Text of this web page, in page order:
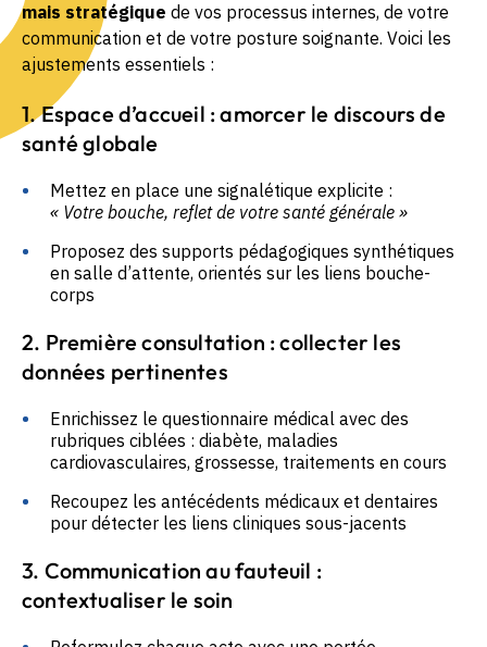
mais stratégique de vos processus internes, de votre
communication et de votre posture soignante. Voici les
ajustements essentiels :
1. Espace d’accueil : amorcer le discours de
santé globale
Mettez en place une signalétique explicite :
« Votre bouche, reflet de votre santé générale »
Proposez des supports pédagogiques synthétiques
en salle d’attente, orientés sur les liens bouche-
corps
2. Première consultation : collecter les
données pertinentes
Enrichissez le questionnaire médical avec des
rubriques ciblées : diabète, maladies
cardiovasculaires, grossesse, traitements en cours
Recoupez les antécédents médicaux et dentaires
pour détecter les liens cliniques sous-jacents
3. Communication au fauteuil :
contextualiser le soin